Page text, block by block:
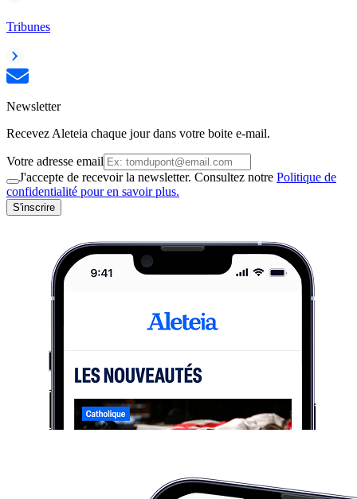
Tribunes
Newsletter
Recevez Aleteia chaque jour dans votre boite e-mail.
Votre adresse email
J'accepte de recevoir la newsletter. Consultez notre Politique de
confidentialité pour en savoir plus.
S'inscrire